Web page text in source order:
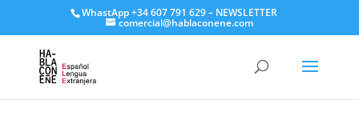
WhastApp+34 607 791 629– NEWSLETTER
comercial@hablaconene.com